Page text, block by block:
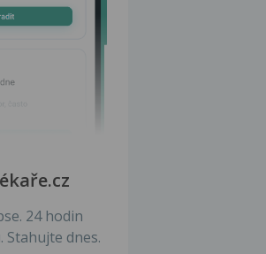
24 hodin
Stahujte dnes.